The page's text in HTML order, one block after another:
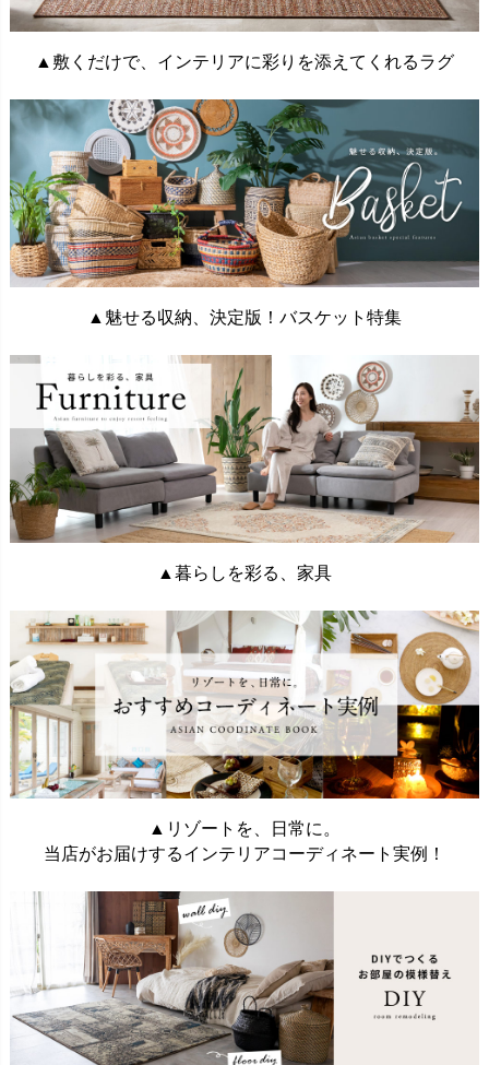
▲敷くだけで、インテリアに彩りを添えてくれるラグ
▲魅せる収納、決定版！バスケット特集
▲暮らしを彩る、家具
▲リゾートを、日常に。
当店がお届けするインテリアコーディネート実例！